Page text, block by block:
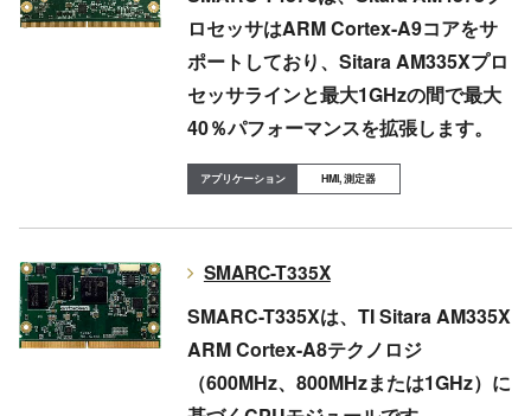
ロセッサはARM Cortex-A9コアをサ
ポートしており、Sitara AM335Xプロ
セッサラインと最大1GHzの間で最大
40％パフォーマンスを拡張します。
HMI, 測定器
SMARC-T335X
SMARC-T335Xは、TI Sitara AM335X
ARM Cortex-A8テクノロジ
（600MHz、800MHzまたは1GHz）に